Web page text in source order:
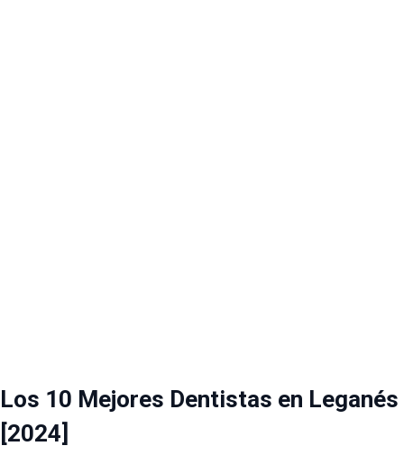
Los 10 Mejores Dentistas en Leganés
[2024]